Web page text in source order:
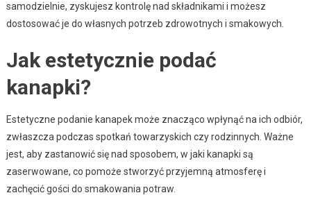
samodzielnie, zyskujesz kontrolę nad składnikami i możesz
dostosować je do własnych potrzeb zdrowotnych i smakowych.
Jak estetycznie podać
kanapki?
Estetyczne podanie kanapek może znacząco wpłynąć na ich odbiór,
zwłaszcza podczas spotkań towarzyskich czy rodzinnych. Ważne
jest, aby zastanowić się nad sposobem, w jaki kanapki są
zaserwowane, co pomoże stworzyć przyjemną atmosferę i
zachęcić gości do smakowania potraw.